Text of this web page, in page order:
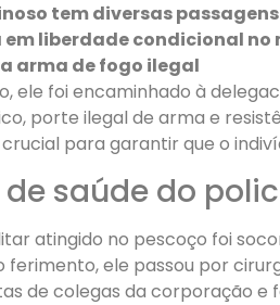
tem diversas
em liberdade condicional no
arma de fogo ilegal
ele foi encaminhado à
porte ilegal de arma e
para garantir que o
de saúde do
atingido no pescoço foi
ferimento, ele passou por
de colegas da corporação e